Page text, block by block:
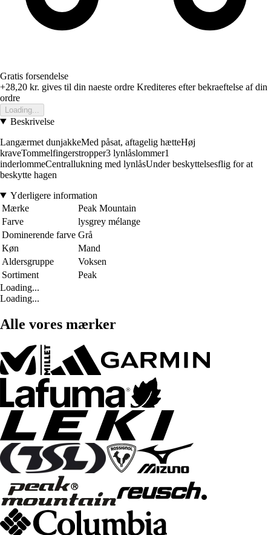
Gratis forsendelse
+28,20 kr. gives til din naeste ordre Krediteres efter bekraeftelse af din
ordre
Loading...
Beskrivelse
Langærmet dunjakkeMed påsat, aftagelig hætteHøj
kraveTommelfingerstropper3 lynlåslommer1
inderlommeCentrallukning med lynlåsUnder beskyttelsesflig for at
beskytte hagen
Yderligere information
Mærke
Peak Mountain
Farve
lysgrey mélange
Dominerende farve Grå
Køn
Mand
Aldersgruppe
Voksen
Sortiment
Peak
Loading...
Loading...
Alle vores mærker